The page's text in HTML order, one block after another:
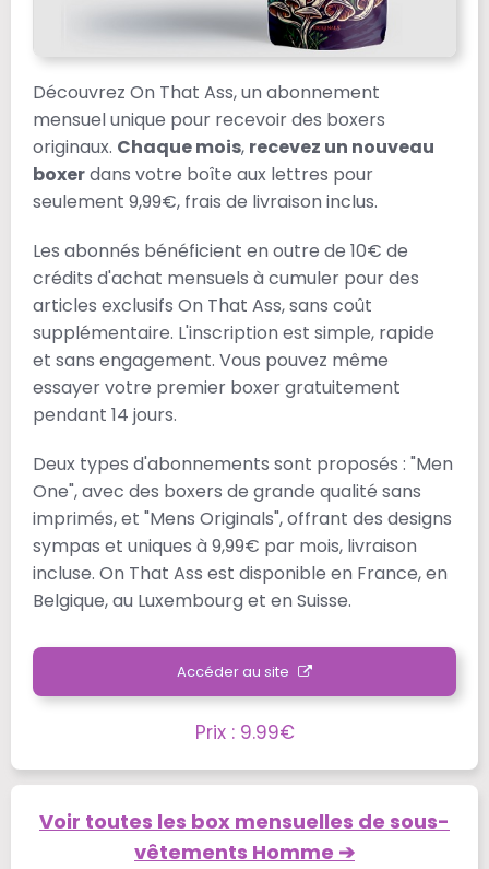
Découvrez On That Ass, un abonnement
mensuel unique pour recevoir des boxers
originaux. Chaque mois, recevez un nouveau
boxerdans votre boîte aux lettres pour
seulement 9,99€, frais de livraison inclus​​.
Les abonnés bénéficient en outre de 10€ de
crédits d'achat mensuels à cumuler pour des
articles exclusifs On That Ass, sans coût
supplémentaire​​. L'inscription est simple, rapide
et sans engagement. Vous pouvez même
essayer votre premier boxer gratuitement
pendant 14 jours​.
Deux types d'abonnements sont proposés : "Men
One", avec des boxers de grande qualité sans
imprimés, et "Mens Originals", offrant des designs
sympas et uniques à 9,99€ par mois, livraison
incluse​​. On That Ass est disponible en France, en
Belgique, au Luxembourg et en Suisse.
Accéder au site
Prix : 9.99€
Voir toutes les box mensuelles de sous-
vêtements Homme ➔